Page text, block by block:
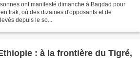
ont manifesté dimanche à Bagdad pour
Irak, où des dizaines d'opposants et de
depuis le so...
: à la frontière du Tigré,